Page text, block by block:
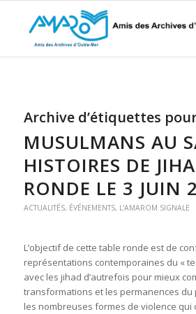
Archive d’étiquettes
MUSULMANS AU
HISTOIRES DE
RONDE LE 3 JUIN
ACTUALITÉS, ÉVÉNEMENTS, L'AMAROM SIGNALE
L’objectif de cette table ronde est de
représentations contemporaines du «
avec les jihad d’autrefois pour mieux
transformations et les permanences du
les nombreuses formes de violence qui